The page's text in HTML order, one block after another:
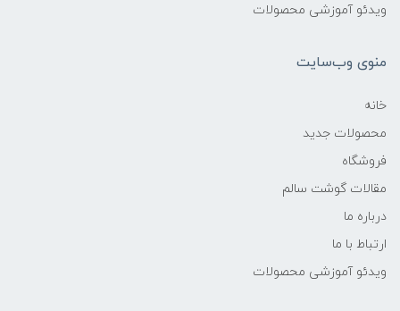
ویدئو آموزشی محصولات
منوی وب‌سایت
خانه
محصولات جدید
فروشگاه
مقالات گوشت سالم
درباره ما
ارتباط با ما
ویدئو آموزشی محصولات